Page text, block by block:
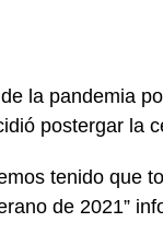
la pandemia
postergar la
tenido que
de 2021”